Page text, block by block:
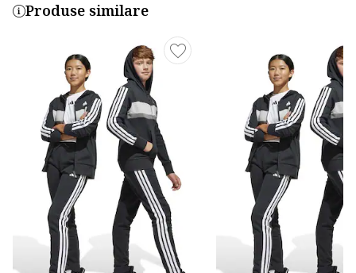
Produse similare